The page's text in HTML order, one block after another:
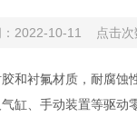
：2022-10-11 点击次
衬氟材质，耐腐蚀性
缸、手动装置等驱动